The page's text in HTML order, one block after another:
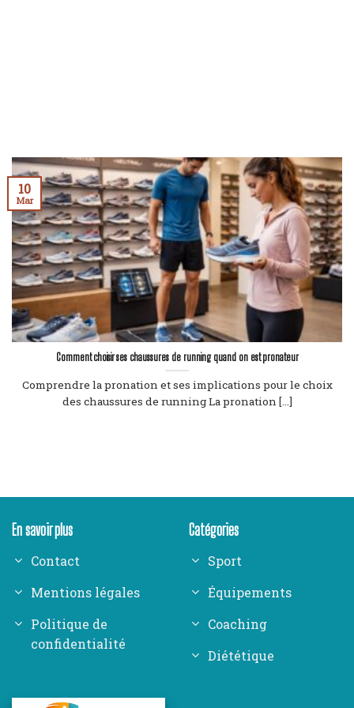
Comment choisir ses chaussures de running quand on est pronateur
Comprendre la pronation et ses implications pour le choix
des chaussures de running La pronation [...]
10
Mar
En savoir plus
Contact
Mentions légales
Politique de
confidentialité
Catégories
Sport
Équipements
Coaching
Diététique